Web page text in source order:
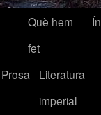
Què hem
fet
Prosa
Literatura
imperial